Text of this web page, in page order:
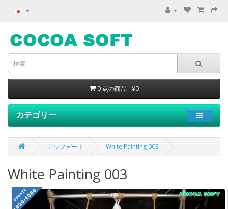
0 点の商品 - ¥0
カテゴリー
アップデート White Painting 003
White Painting 003